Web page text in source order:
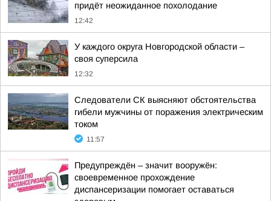
придёт неожиданное похолодание
12:42
У каждого округа Новгородской области –
своя суперсила
12:32
Следователи СК выясняют обстоятельства
гибели мужчины от поражения электрическим
током
11:57
Предупреждён – значит вооружён:
своевременное прохождение
диспансеризации помогает оставаться